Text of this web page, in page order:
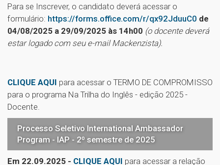
Para se Inscrever, o candidato deverá acessar o
formulário: https://forms.office.com/r/qx92JduuC0 de
04/08/2025 a 29/09/2025 às 14h00 (o docente deverá
estar logado com seu e-mail Mackenzista).
CLIQUE AQUI para acessar o TERMO DE COMPROMISSO
para o programa Na Trilha do Inglês - edição 2025 -
Docente.
Processo Seletivo International Ambassador
Program - IAP - 2º semestre de 2025
Em 22.09.2025 - CLIQUE AQUI para acessar a relação